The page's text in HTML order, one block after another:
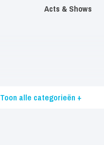
Acts & Shows
Toon alle categorieën +